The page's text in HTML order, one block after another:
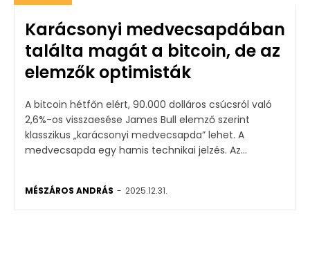
Karácsonyi medvecsapdában
találta magát a bitcoin, de az
elemzők optimisták
A bitcoin hétfőn elért, 90.000 dolláros csúcsról való
2,6%-os visszaesése James Bull elemző szerint
klasszikus „karácsonyi medvecsapda” lehet. A
medvecsapda egy hamis technikai jelzés. Az...
MÉSZÁROS ANDRÁS - 2025.12.31.